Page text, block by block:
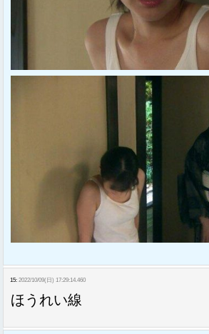
15: 2022/10/09(日) 17:29:14.460
ほうれい線